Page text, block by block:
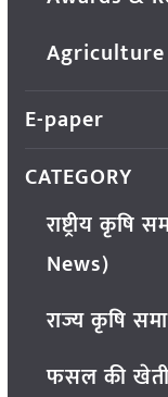
E-paper
CATEGORY
राष्ट्रीय
News)
राज्य कृषि
फसल की